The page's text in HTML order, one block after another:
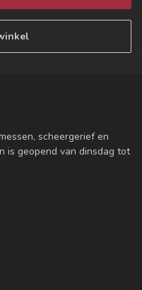
scheergerief en
is geopend van dinsdag tot